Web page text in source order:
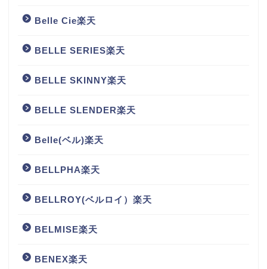
Belle Cie楽天
BELLE SERIES楽天
BELLE SKINNY楽天
BELLE SLENDER楽天
Belle(ベル)楽天
BELLPHA楽天
BELLROY(ベルロイ）楽天
BELMISE楽天
BENEX楽天